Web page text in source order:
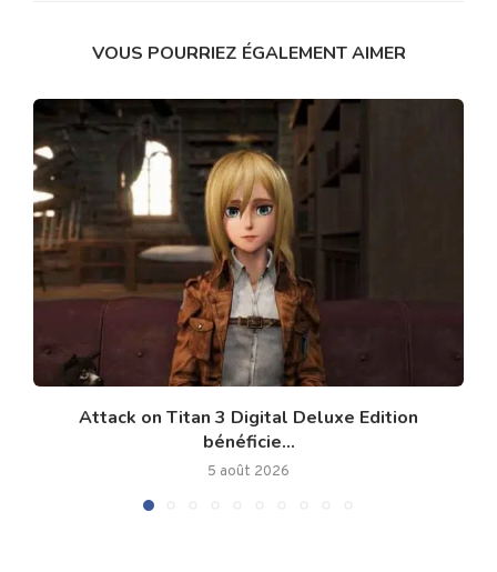
VOUS POURRIEZ ÉGALEMENT AIMER
Attack on Titan 3 Digital Deluxe Edition
bénéficie...
5 août 2026